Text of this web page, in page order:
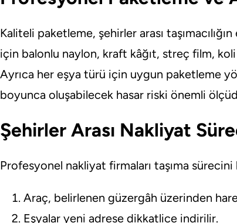
Kaliteli paketleme, şehirler arası
için balonlu naylon, kraft kâğıt, streç film,
Ayrıca her eşya türü için uygun paketleme
boyunca oluşabilecek hasar riski önemli
Şehirler Arası Nakliyat
Profesyonel nakliyat firmaları taşıma
Araç, belirlenen güzergâh üzerinden
Eşyalar yeni adrese dikkatlice indirilir.